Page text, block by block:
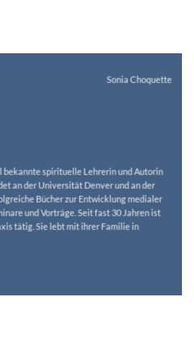
spirituelle Lehrerin und Autorin
an der Universität Denver und an der
Bücher zur Entwicklung medialer
und Vorträge. Seit fast 30 Jahren ist
tätig. Sie lebt mit ihrer Familie in